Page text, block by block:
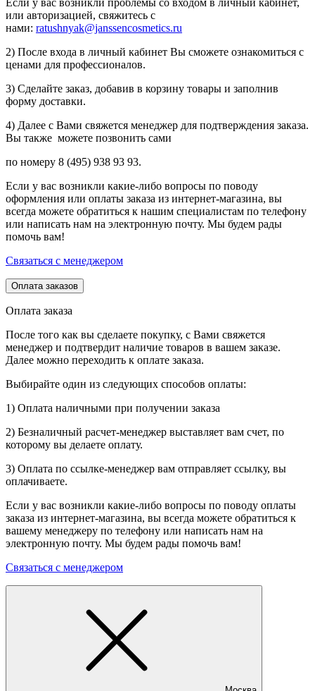
или авторизацией, свяжитесь с
нами: ratushnyak@janssencosmetics.ru
2) После входа в личный кабинет Вы сможете ознакомиться с
ценами для профессионалов.
3) Сделайте заказ, добавив в корзину товары и заполнив
форму доставки.
4) Далее с Вами свяжется менеджер для подтверждения заказа.
Вы также можете позвонить сами
по номеру 8 (495) 938 93 93.
Если у вас возникли какие-либо вопросы по поводу
оформления или оплаты заказа из интернет-магазина, вы
всегда можете обратиться к нашим специалистам по телефону
или написать нам на электронную почту. Мы будем рады
помочь вам!
Связаться с менеджером
Оплата заказов
Оплата заказа
После того как вы сделаете покупку, с Вами свяжется
менеджер и подтвердит наличие товаров в вашем заказе.
Далее можно переходить к оплате заказа.
Выбирайте один из следующих способов оплаты:
1) Оплата наличными при получении заказа
2) Безналичный расчет-менеджер выставляет вам счет, по
которому вы делаете оплату.
3) Оплата по ссылке-менеджер вам отправляет ссылку, вы
оплачиваете.
Если у вас возникли какие-либо вопросы по поводу оплаты
заказа из интернет-магазина, вы всегда можете обратиться к
вашему менеджеру по телефону или написать нам на
электронную почту. Мы будем рады помочь вам!
Связаться с менеджером